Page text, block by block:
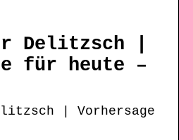
Delitzsch |
für heute –
| Vorhersage